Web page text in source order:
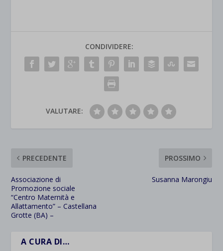
CONDIVIDERE:
VALUTARE:
PRECEDENTE
Associazione di
Promozione sociale
“Centro Maternità e
Allattamento” – Castellana
Grotte (BA) –
PROSSIMO
Susanna Marongiu
A CURA DI…